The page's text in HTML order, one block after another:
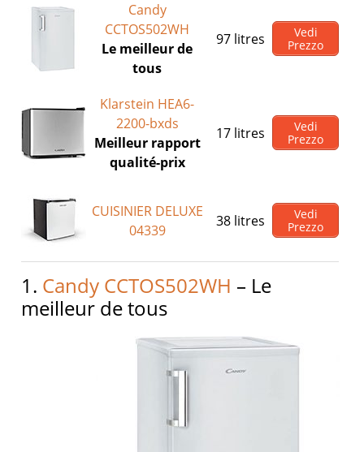
Candy
CCTOS502WH
Le meilleur de
tous
97 litres
Vedi
Prezzo
Klarstein HEA6-
2200-bxds
Meilleur rapport
qualité-prix
17 litres
Vedi
Prezzo
CUISINIER DELUXE
04339
38 litres
Vedi
Prezzo
1. Candy CCTOS502WH – Le
meilleur de tous